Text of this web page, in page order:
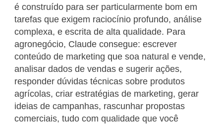
é construído para ser particularmente bom em
tarefas que exigem raciocínio profundo, análise
complexa, e escrita de alta qualidade. Para
agronegócio, Claude consegue: escrever
conteúdo de marketing que soa natural e vende,
analisar dados de vendas e sugerir ações,
responder dúvidas técnicas sobre produtos
agrícolas, criar estratégias de marketing, gerar
ideias de campanhas, rascunhar propostas
comerciais, tudo com qualidade que você